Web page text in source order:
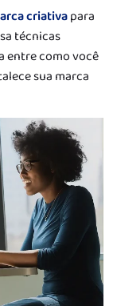
criativapara
técnicas
entre como você
sua marca